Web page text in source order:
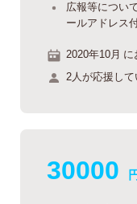
広報等につい
ールアドレス
2020年10月 に
2人が応援して
30000